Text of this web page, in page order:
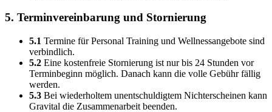
5. Terminvereinbarung und Stornierung
5.1 Termine für Personal Training und Wellnessangebote sind
verbindlich.
5.2 Eine kostenfreie Stornierung ist nur bis 24 Stunden vor
Terminbeginn möglich. Danach kann die volle Gebühr fällig
werden.
5.3 Bei wiederholtem unentschuldigtem Nichterscheinen kann
Gravital die Zusammenarbeit beenden.